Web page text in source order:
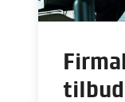
tilbud